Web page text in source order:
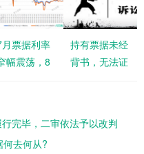
票据利率
幅震荡，8
持有票据未经
背书，无法证
完毕，二审依法予以改判
去何从?